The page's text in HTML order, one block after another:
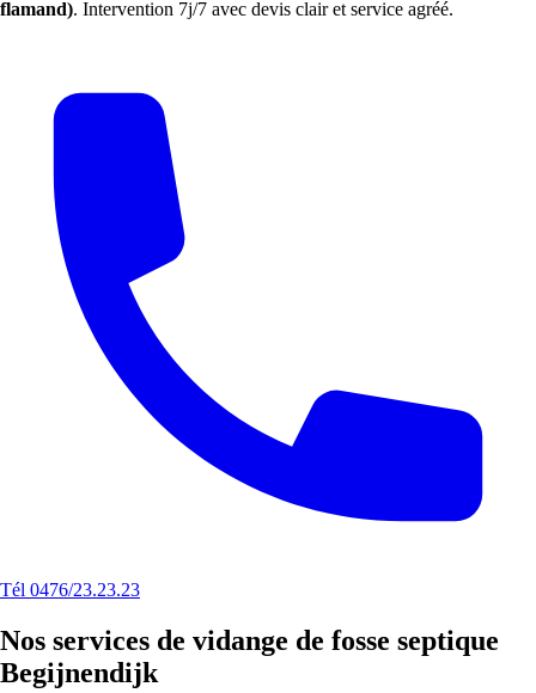
flamand). Intervention 7j/7 avec devis clair et service agréé.
Tél 0476/23.23.23
Nos services de vidange de fosse septique
Begijnendijk